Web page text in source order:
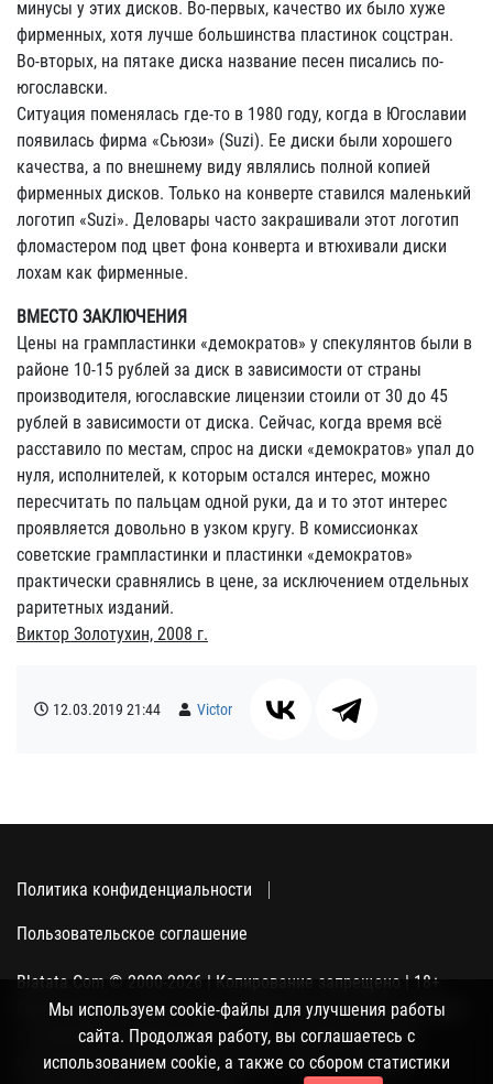
минусы у этих дисков. Во-первых, качество их было хуже
фирменных, хотя лучше большинства пластинок соцстран.
Во-вторых, на пятаке диска название песен писались по-
югославски.
Ситуация поменялась где-то в 1980 году, когда в Югославии
появилась фирма «Сьюзи» (Suzi). Ее диски были хорошего
качества, а по внешнему виду являлись полной копией
фирменных дисков. Только на конверте ставился маленький
логотип «Suzi». Деловары часто закрашивали этот логотип
фломастером под цвет фона конверта и втюхивали диски
лохам как фирменные.
ВМЕСТО ЗАКЛЮЧЕНИЯ
Цены на грампластинки «демократов» у спекулянтов были в
районе 10-15 рублей за диск в зависимости от страны
производителя, югославские лицензии стоили от 30 до 45
рублей в зависимости от диска. Сейчас, когда время всё
расставило по местам, спрос на диски «демократов» упал до
нуля, исполнителей, к которым остался интерес, можно
пересчитать по пальцам одной руки, да и то этот интерес
проявляется довольно в узком кругу. В комиссионках
советские грампластинки и пластинки «демократов»
практически сравнялись в цене, за исключением отдельных
раритетных изданий.
Виктор Золотухин, 2008 г.
12.03.2019 21:44 Victor
Политика конфиденциальности
Пользовательское соглашение
Blatata.Com © 2000-2026 | Копирование запрещено | 18+
Использование сайта подразумевает ваше полное согласие
с политикой конфиденциальности, пользовательским
соглашением и поддержкой куки, а также со сбором
Мы используем cookie-файлы для улучшения работы
сайта. Продолжая работу, вы соглашаетесь с
использованием cookie, а также со сбором статистики